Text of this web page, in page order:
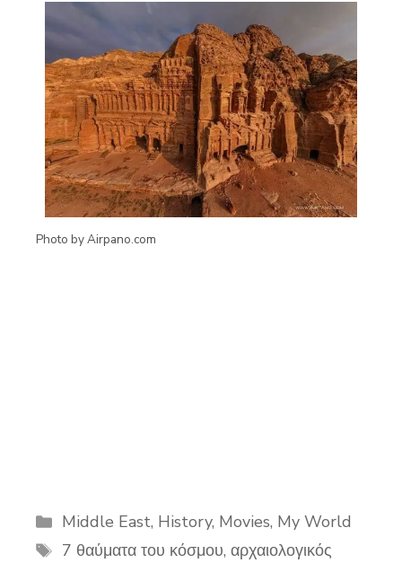
Photo by Airpano.com
Categories
Middle East, History, Movies, My World
Tags
7 θαύματα του κόσμου, αρχαιολογικός